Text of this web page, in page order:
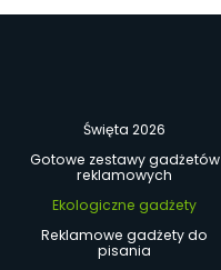
Święta 2026
Gotowe zestawy gadżetów
reklamowych
Ekologiczne gadżety
Reklamowe gadżety do
pisania